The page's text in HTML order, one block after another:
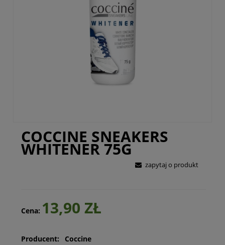
COCCINE SNEAKERS
WHITENER 75G
zapytaj o produkt
Cena: 13,90 ZŁ
Producent:
Coccine